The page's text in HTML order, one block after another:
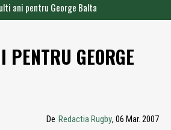
ani pentru George Balta
GEORGE
De Redactia Rugby, 06 Mar. 2007